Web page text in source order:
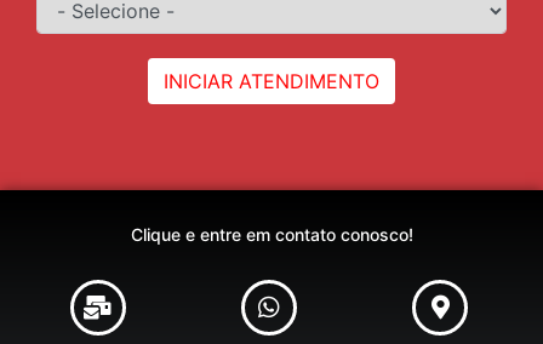
INICIAR ATENDIMENTO
Clique e entre em contato conosco!